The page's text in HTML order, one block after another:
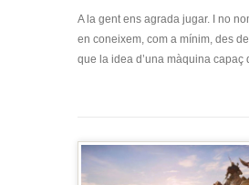
A la gent ens agrada jugar. I no
en coneixem, com a mínim, des
que la idea d’una màquina capaç